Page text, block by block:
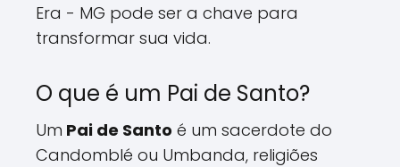
Era - MG pode ser a chave para
transformar sua vida.
O que é um Pai de Santo?
Um Pai de Santo é um sacerdote do
Candomblé ou Umbanda, religiões